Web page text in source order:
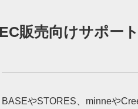
販売向けサポー
BASEやSTORES、minneや